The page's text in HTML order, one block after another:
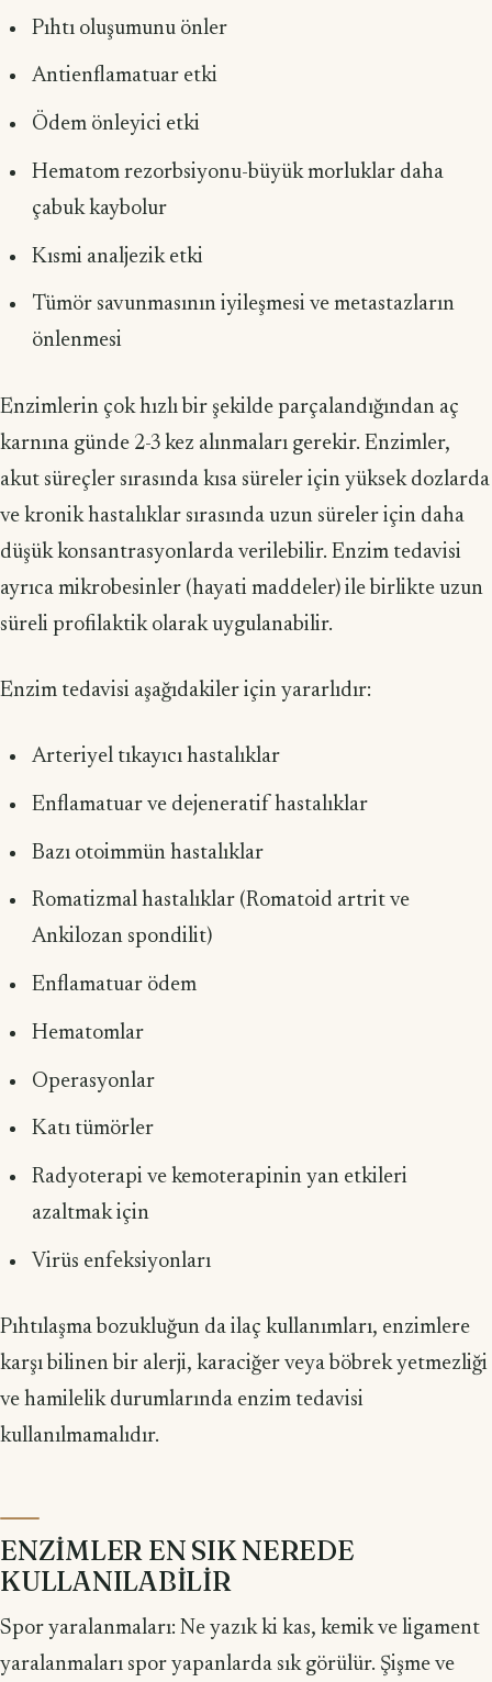
Pıhtı oluşumunu önler
Antienflamatuar etki
Ödem önleyici etki
Hematom rezorbsiyonu-büyük morluklar daha
çabuk kaybolur
Kısmi analjezik etki
Tümör savunmasının iyileşmesi ve metastazların
önlenmesi
Enzimlerin çok hızlı bir şekilde parçalandığından aç
karnına günde 2-3 kez alınmaları gerekir. Enzimler,
akut süreçler sırasında kısa süreler için yüksek doz­larda
ve kronik hastalıklar sırasında uzun süreler için daha
düşük konsantrasyon­larda verilebilir. Enzim tedavisi
ayrıca mikrobesinler (hayati maddeler) ile birlikte uzun
süreli profilaktik olarak uygulanabilir.
Enzim tedavisi aşağıdakiler için yararlıdır:
Arteriyel tıkayıcı hastalıklar
Enflamatuar ve dejeneratif hastalıklar
Bazı otoimmün hastalıklar
Romatizmal hastalıklar (Romatoid artrit ve
Ankilozan spondilit)
Enflamatuar ödem
Hematomlar
Operasyonlar
Katı tümörler
Radyoterapi ve kemoterapinin yan etkileri
azaltmak için
Virüs enfeksiyonları
Pıhtılaşma bozukluğun da ilaç kulla­nımları, enzimlere
karşı bilinen bir alerji, karaciğer veya böbrek yetmezliği
ve ha­milelik durumlarında enzim tedavisi
kullanılmamalıdır.
ENZİMLER EN SIK NEREDE
KULLANILABİLİR
Spor yaralanmaları: Ne yazık ki kas, kemik ve ligament
yaralanmaları spor yapanlarda sık görülür. Şişme ve